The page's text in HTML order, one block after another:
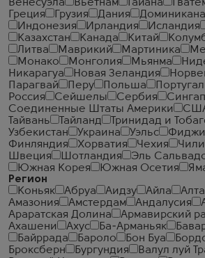
Венесуэла
Вьетнам Гайана
Греция
Грузия Дания Доминикана
Индонезия
Ирландия Исландия
Казахстан
Канада Китай
Литва
Маврикий Мартиника
Монако
Монголия Мьянма
Никарагуа
Новая Зеландия
Парагвай
Перу Польша
Россия
Сейшелы Сербия
Соединенные Штаты Америки
Тайвань
Тайланд Тринидад и
Узбекистан
Украина Уэльс Фиджи
Финляндия
Хорватия Чехия Чили
Швеция
Шотландия Эль
Южная Корея
Южная Осетия
Регион
Коньяк
Абруа Аидзу Айла
Амазония
Амстердам Андалусия
Араратская Долина
Армавирский
Ахашени
Ахус Ба-Арманьяк
Байррада
Бароло Бон Буа
Броксберн
Бургундия Валул луй